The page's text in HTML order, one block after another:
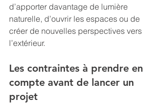
d’apporter davantage de lumière
naturelle, d’ouvrir les espaces ou de
créer de nouvelles perspectives vers
l’extérieur.
Les contraintes à prendre en
compte avant de lancer un
projet